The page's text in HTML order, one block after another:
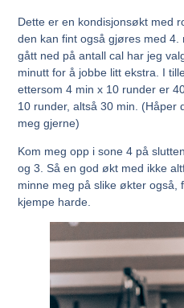
Dette er en kondisjonsøkt med
den kan fint også gjøres med
gått ned på antall cal har jeg
minutt for å jobbe litt ekstra. I
ettersom 4 min x 10 runder er
10 runder, altså 30 min. (Håper
meg gjerne)
Kom meg opp i sone 4 på
og 3. Så en god økt med ikke
minne meg på slike økter
kjempe harde.